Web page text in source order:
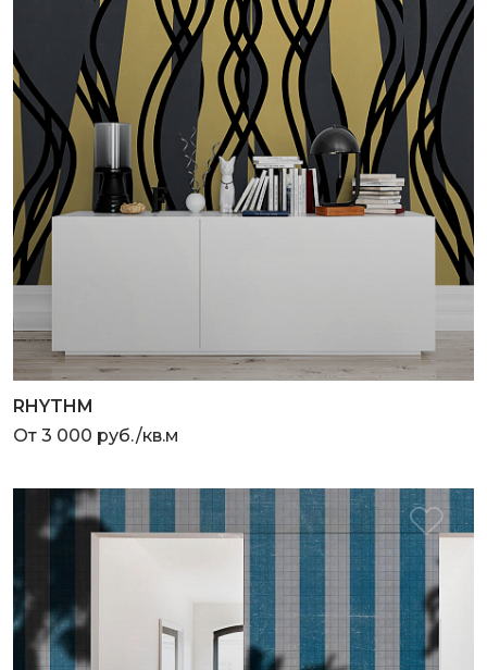
RHYTHM
От 3 000 руб./кв.м